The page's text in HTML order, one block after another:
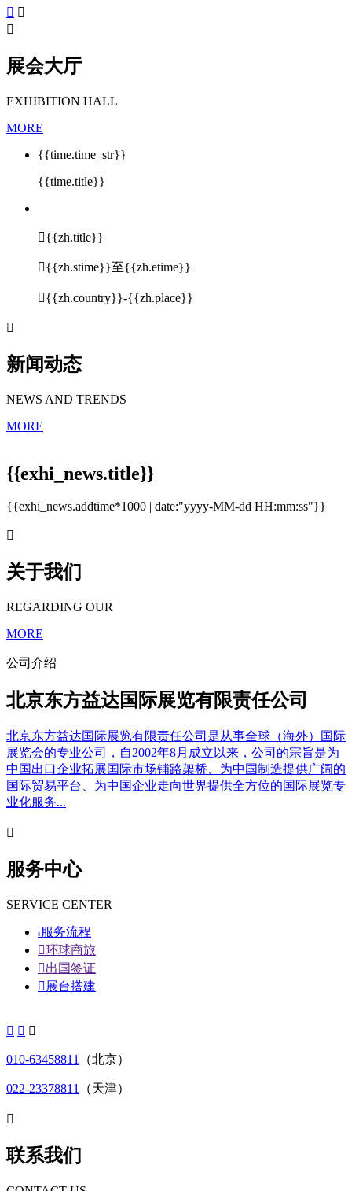
 

展会大厅
EXHIBITION HALL
MORE
{{time.time_str}}
{{time.title}}
{{zh.title}}
{{zh.stime}}至{{zh.etime}}
{{zh.country}}-{{zh.place}}

新闻动态
NEWS AND TRENDS
MORE
{{exhi_news.title}}
{{exhi_news.addtime*1000 | date:"yyyy-MM-dd HH:mm:ss"}}

关于我们
REGARDING OUR
MORE
公司介绍
北京东方益达国际展览有限责任公司
北京东方益达国际展览有限责任公司是从事全球（海外）国际
展览会的专业公司，自2002年8月成立以来，公司的宗旨是为
中国出口企业拓展国际市场铺路架桥、为中国制造提供广阔的
国际贸易平台、为中国企业走向世界提供全方位的国际展览专
业化服务...

服务中心
SERVICE CENTER
 服务流程
环球商旅
出国签证
 展台搭建
  
010-63458811 （北京）
022-23378811 （天津）

联系我们